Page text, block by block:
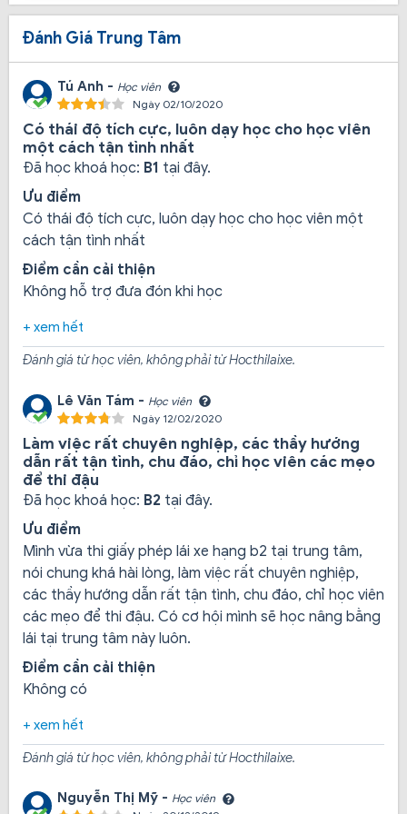
Đội ngũ giảng viên của Đồng Tâm:
trong công việc giảng dạy học viên, bằng những kiến
viên.
Học 1 giáo viên kèm 1 học viên:
1 rất tốt, học viên được dạy kỹ và luôn được theo sát
trong lúc học nên an tâm không lo thi rớt.
Các dòng xe tập lái đa dạng:
mới, được gắn đầy đủ thiết bị cần thiết, kèm theo là
Có bãi giữ xe, nhà WC sạch sẽ:
viên hay người thân đi cũng được miễn phí, không phải
tốn phí gửi xe khi đi học lý thuyết hay thực hành, nhà
WC luôn sạch sẽ, có nhân viên tổng vệ sinh hàng ngày.
Cung cấp giáo án học đầy đủ, bám sát đề thi của Sở
Đánh Giá Trung Tâm
Tú Anh - Học viên
Ngày 02/10/2020
Có thái độ tích cực, luôn dạy học cho học viên
một cách tận tình nhất
Đã học khoá học: B1 tại đây.
Ưu điểm
Có thái độ tích cực, luôn dạy học cho học viên một
cách tận tình nhất
Điểm cần cải thiện
Không hỗ trợ đưa đón khi học
+ xem hết
Đánh giá từ học viên, không phải từ Hocthilaixe.
Lê Văn Tám - Học viên
Ngày 12/02/2020
Làm việc rất chuyên nghiệp, các thầy hướng
dẫn rất tận tình, chu đáo, chỉ học viên các mẹo
để thi đậu
Đã học khoá học: B2 tại đây.
Ưu điểm
Mình vừa thi giấy phép lái xe hạng b2 tại trung tâm,
nói chung khá hài lòng, làm việc rất chuyên nghiệp,
các thầy hướng dẫn rất tận tình, chu đáo, chỉ học viên
các mẹo để thi đậu. Có cơ hội mình sẽ học nâng bằng
lái tại trung tâm này luôn.
Điểm cần cải thiện
Không có
+ xem hết
Đánh giá từ học viên, không phải từ Hocthilaixe.
Nguyễn Thị Mỹ - Học viên